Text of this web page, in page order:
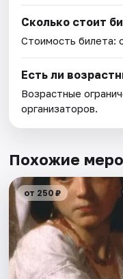
Сколько стоит
Стоимость билета:
Есть ли
Возрастные
организаторов.
Похожие
от 250 ₽